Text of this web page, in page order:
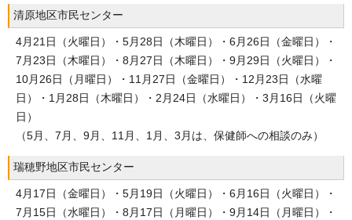
清原地区市民センター
4月21日（火曜日）・5月28日（木曜日）・6月26日（金曜日）・
7月23日（木曜日）・8月27日（木曜日）・9月29日（火曜日）・
10月26日（月曜日）・11月27日（金曜日）・12月23日（水曜
日）・1月28日（木曜日）・2月24日（水曜日）・3月16日（火曜
日）
（5月、7月、9月、11月、1月、3月は、保健師への相談のみ）
瑞穂野地区市民センター
4月17日（金曜日）・5月19日（火曜日）・6月16日（火曜日）・
7月15日（水曜日）・8月17日（月曜日）・9月14日（月曜日）・